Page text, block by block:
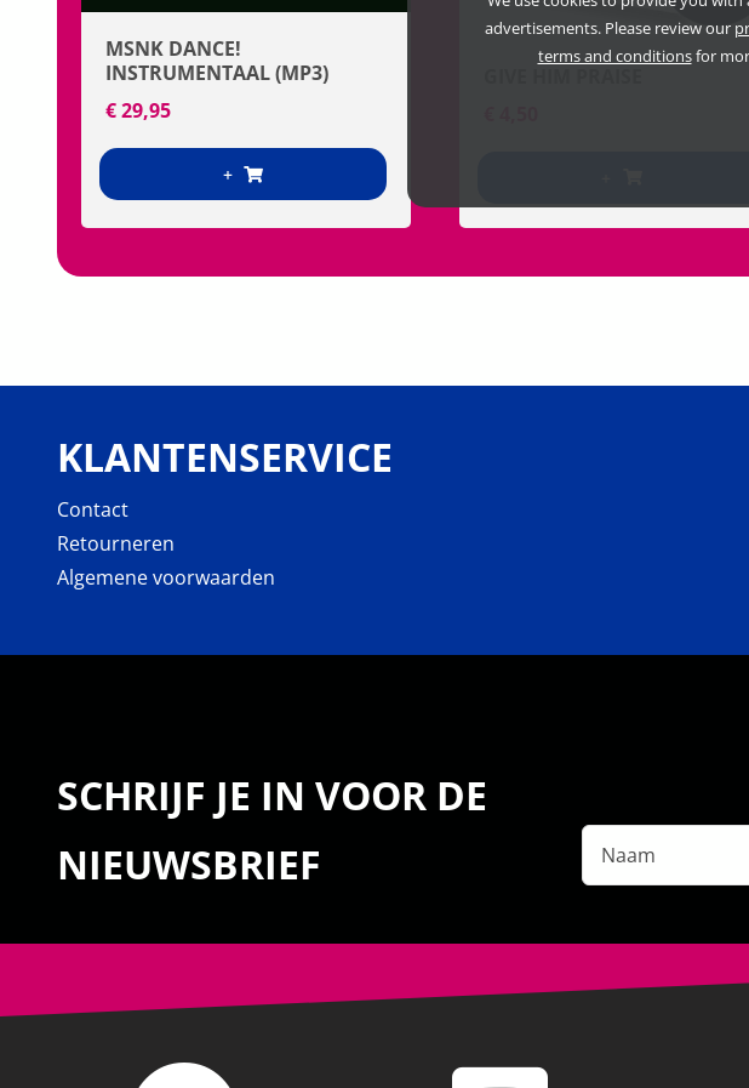
MSNK DANCE!
INSTRUMENTAAL (MP3)
€29,95
+
KLANTENSERVICE
Contact
Retourneren
Algemene voorwaarden
SCHRIJF JE IN VOOR DE
NIEUWSBRIEF
advertisements. Please review our
terms and conditionsfor